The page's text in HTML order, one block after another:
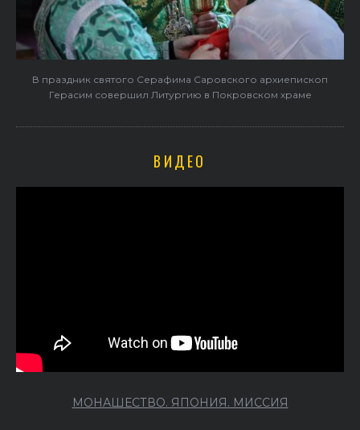
В праздник святого Серафима Саровского архиепископ
Герасим совершил Литургию в Покровском храме
ВИДЕО
МОНАШЕСТВО. ЯПОНИЯ. МИССИЯ